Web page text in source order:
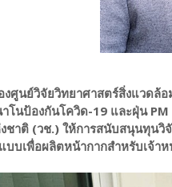
งศูนย์วิจัยวิทยาศาสตร์สิ่งแวด
โนป้องกันโควิด-19 และฝุ่น
ชาติ (วช.) ให้การสนับสนุนทุนวิ
บบเพื่อผลิตหน้ากากสำหรับเจ้า